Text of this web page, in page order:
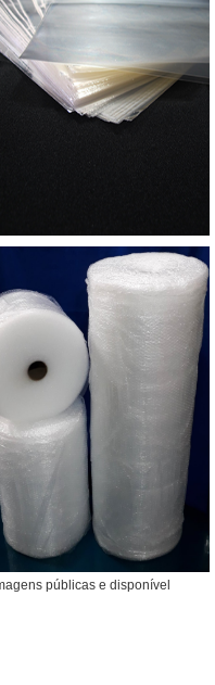
públicas e disponível